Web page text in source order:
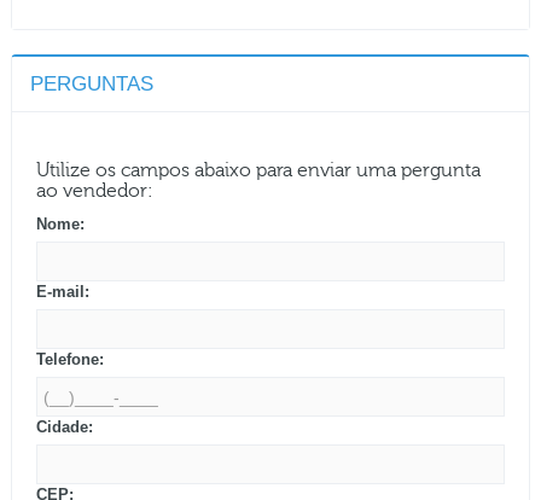
PERGUNTAS
Utilize os campos abaixo para enviar uma pergunta
ao vendedor:
Nome:
E-mail:
Telefone:
Cidade:
CEP: